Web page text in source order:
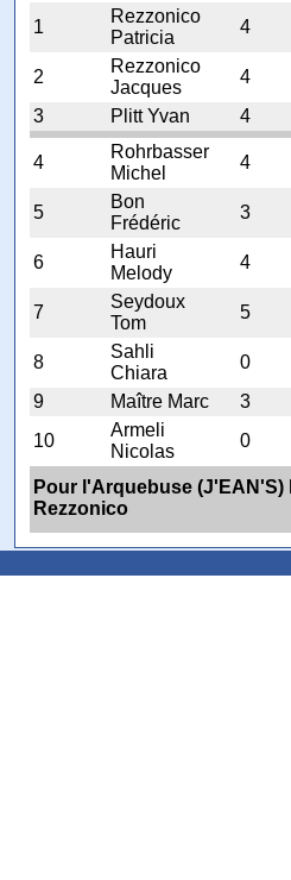
1
Rezzonico
Patricia
4
2
Rezzonico
Jacques
4
3
Plitt Yvan 4
4
Rohrbasser
Michel
4
5
Bon
Frédéric
3
6
Hauri
Melody
4
7
Seydoux
Tom
5
8
Sahli
Chiara
0
9
Maître Marc 3
10
Armeli
Nicolas
0
Pour l'Arquebuse
Rezzonico